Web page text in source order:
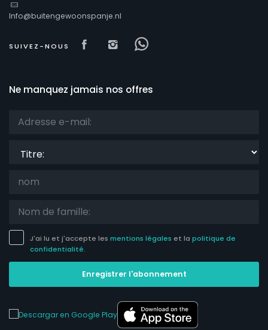
Info@buitengewoonspanje.nl
SUIVEZ-NOUS Visit our Facebook page
Visit our isntagram page
Ne manquez jamais nos offres
J'ai lu et j'accepte les mentions légales et la politique de
confidentialité.
Enregistrer l'abonnement